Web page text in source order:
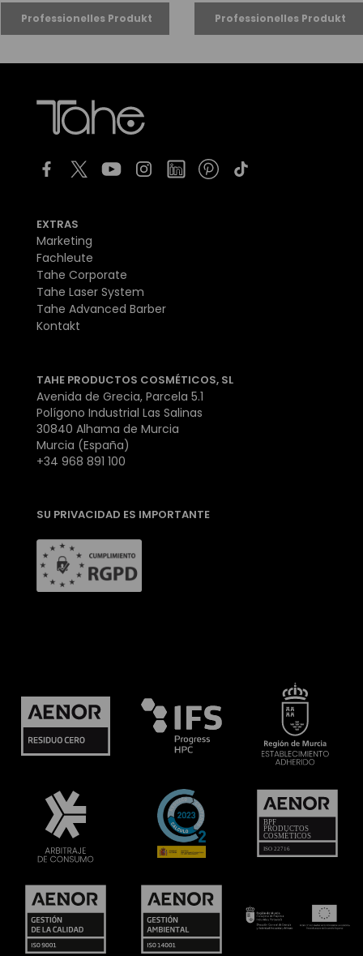
EXTRAS
Marketing
Fachleute
Tahe Corporate
Tahe Laser System
Tahe Advanced Barber
Kontakt
TAHE PRODUCTOS COSMÉTICOS, SL
Avenida de Grecia, Parcela 5.1
Polígono Industrial Las Salinas
30840 Alhama de Murcia
Murcia (España)
+34 968 891 100
SU PRIVACIDAD ES IMPORTANTE